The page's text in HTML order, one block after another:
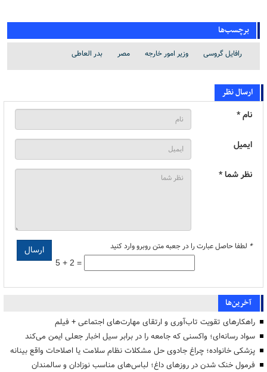
برچسب‌ها
رافایل گروسی وزیر امور خارجه مصر بدر العاطی
ارسال نظر
نام *
ایمیل
نظر شما *
* لطفا حاصل عبارت را در جعبه متن روبرو وارد کنید
5 + 2 =
آخرین‌ها
راهکارهای تقویت تاب‌آوری و ارتقای مهارت‌های اجتماعی + فیلم
سواد رسانه‌ای؛ واکسنی که جامعه را در برابر سیل اخبار جعلی ایمن می‌کند
پزشکی خانواده؛ چراغ جادوی حل مشکلات نظام سلامت یا اصلاحات واقع بینانه
فرمول خنک شدن در روزهای داغ؛ لباس‌های مناسب نوزادان و سالمندان